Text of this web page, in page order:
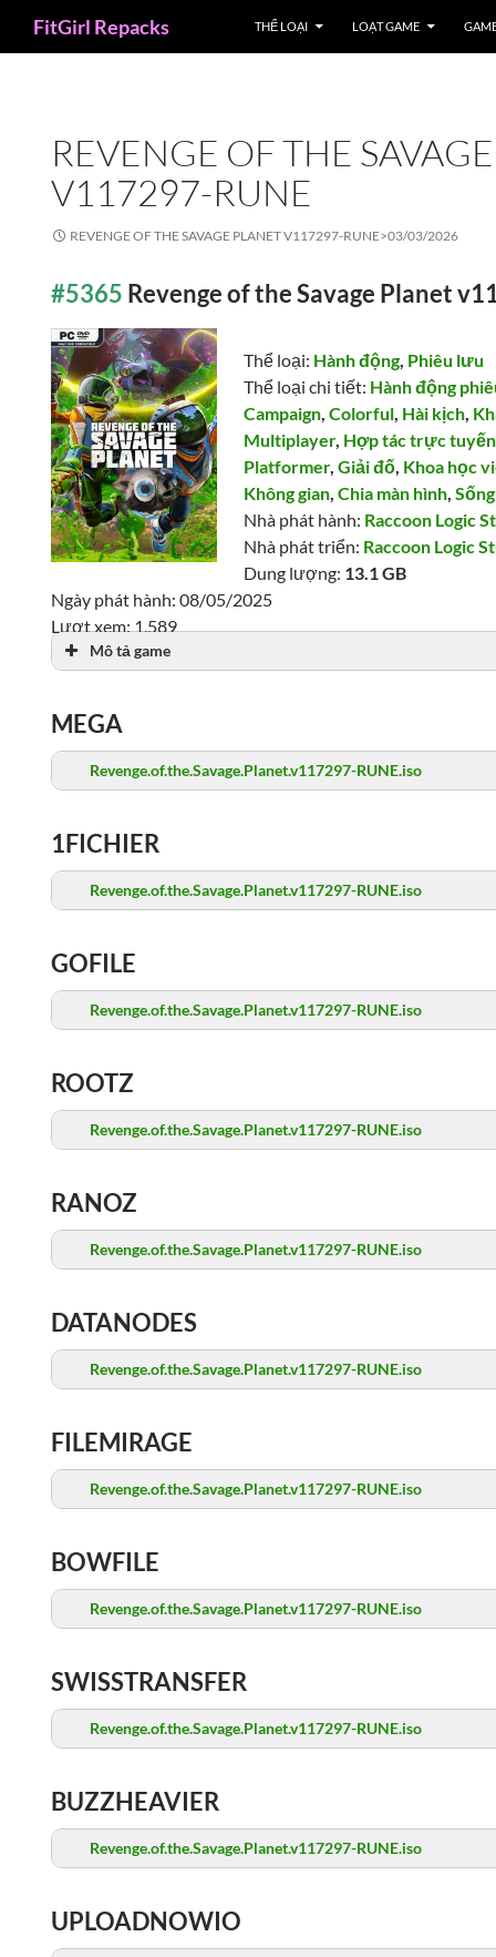
FitGirl Repacks THỂ LOẠI LOẠT GAME
REVENGE OF THE
V117297-RUNE
REVENGE OF THE SAVAGE PLANET V117297-RUNE>03/03/2026
#5365 Revenge of the Savage Planet
Thể loại: Hành động, Phiêu lưu
Thể loại chi tiết: Hành động
Campaign,Colorful, Hài kịch,
Multiplayer, Hợp tác trực tuyến
Platformer,Giải đố, Khoa học
Không gian,Chia màn hình,
Nhà phát hành: Raccoon Logic
Nhà phát triển: Raccoon Logic
Dung lượng: 13.1 GB
Ngày phát hành: 08/05/2025
Lượt xem: 1,589
Mô tả game
MEGA
Revenge.of.the.Savage.Planet.v117297-RUNE.iso
1FICHIER
Revenge.of.the.Savage.Planet.v117297-RUNE.iso
GOFILE
Revenge.of.the.Savage.Planet.v117297-RUNE.iso
ROOTZ
Revenge.of.the.Savage.Planet.v117297-RUNE.iso
RANOZ
Revenge.of.the.Savage.Planet.v117297-RUNE.iso
DATANODES
Revenge.of.the.Savage.Planet.v117297-RUNE.iso
FILEMIRAGE
Revenge.of.the.Savage.Planet.v117297-RUNE.iso
BOWFILE
Revenge.of.the.Savage.Planet.v117297-RUNE.iso
SWISSTRANSFER
Revenge.of.the.Savage.Planet.v117297-RUNE.iso
BUZZHEAVIER
Revenge.of.the.Savage.Planet.v117297-RUNE.iso
UPLOADNOWIO